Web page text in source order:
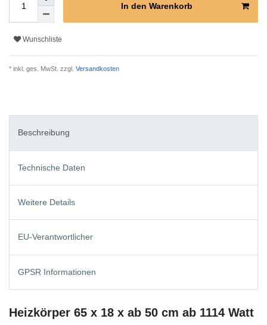
In den Warenkorb
Wunschliste
* inkl. ges. MwSt. zzgl. Versandkosten
Beschreibung
Technische Daten
Weitere Details
EU-Verantwortlicher
GPSR Informationen
Heizkörper 65 x 18 x ab 50 cm ab 1114 Watt